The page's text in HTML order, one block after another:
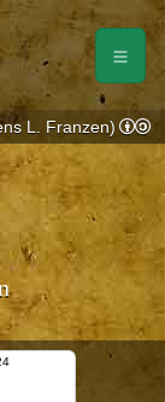
L. Franzen)